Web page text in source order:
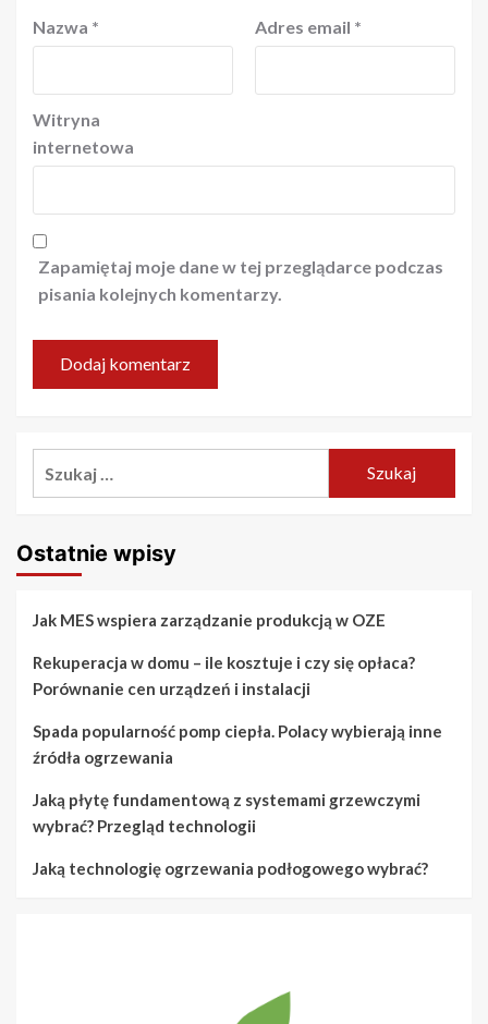
Nazwa * Adres email *
Witryna
internetowa
Zapamiętaj moje dane w tej przeglądarce podczas
pisania kolejnych komentarzy.
Ostatnie wpisy
Jak MES wspiera zarządzanie produkcją w OZE
Rekuperacja w domu – ile kosztuje i czy się opłaca?
Porównanie cen urządzeń i instalacji
Spada popularność pomp ciepła. Polacy wybierają inne
źródła ogrzewania
Jaką płytę fundamentową z systemami grzewczymi
wybrać? Przegląd technologii
Jaką technologię ogrzewania podłogowego wybrać?